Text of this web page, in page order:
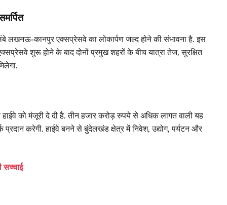
लखनऊ-कानपुर एक्सप्रेसवे का लोकार्पण जल्द होने की संभावना है. इस
शुरू होने के बाद दोनों प्रमुख शहरों के बीच यात्रा तेज, सुरक्षित
को मंजूरी दे दी है. तीन हजार करोड़ रुपये से अधिक लागत वाली यह
करेगी. हाईवे बनने से बुंदेलखंड क्षेत्र में निवेश, उद्योग, पर्यटन और
सच्चाई